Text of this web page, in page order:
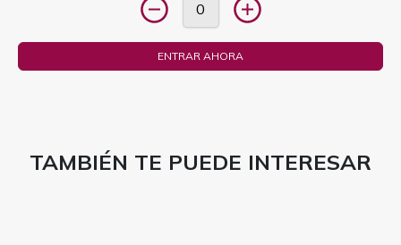
ENTRAR AHORA
TAMBIÉN TE PUEDE INTERESAR